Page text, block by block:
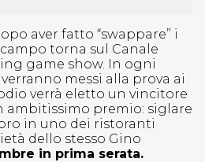
aver fatto “swappare” i
torna sul Canale
game show. In ogni
messi alla prova ai
verrà eletto un vincitore
ambitissimo premio: siglare
in uno dei ristoranti
dello stesso Gino
in prima serata.